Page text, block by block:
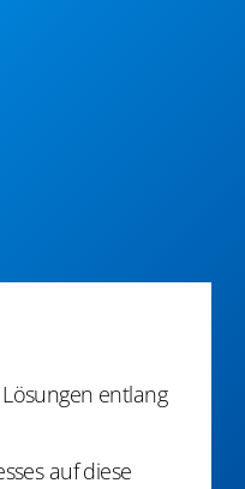
entlang
auf diese